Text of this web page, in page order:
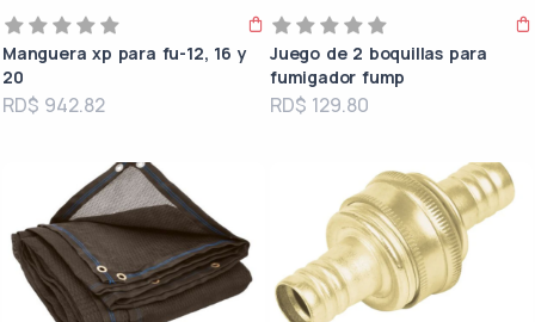
Manguera xp para fu-12, 16 y
20
RD$ 942.82
Juego de 2 boquillas para
fumigador fump
RD$ 129.80